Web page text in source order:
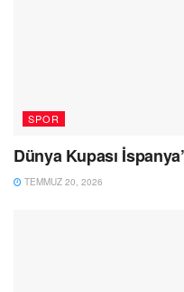
SPOR
Dünya Kupası
TEMMUZ 20, 2026